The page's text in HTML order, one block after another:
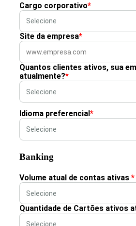
Cargo corporativo*
Site da empresa*
Quantos clientes ativos, sua
atualmente?*
Idioma preferencial *
Banking
Volume atual de contas ativas *
Quantidade de Cartões ativos